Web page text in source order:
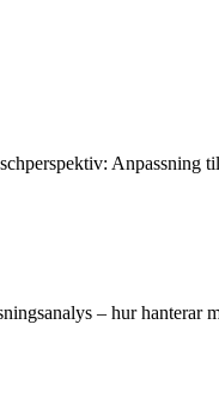
Anpassning
– hur hanterar